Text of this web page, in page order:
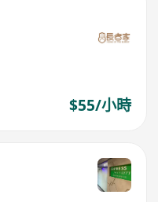
$55/小時